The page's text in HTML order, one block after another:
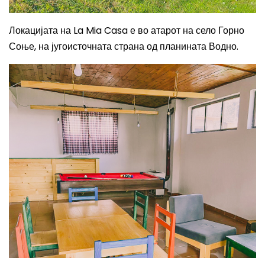
Локацијата на La Mia Casa е во атарот на село Горно
Соње, на југоисточната страна од планината Водно.